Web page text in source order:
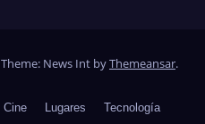
Theme: News Int byThemeansar.
Cine Lugares Tecnología